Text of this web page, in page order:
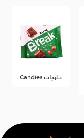
حلويات Candies